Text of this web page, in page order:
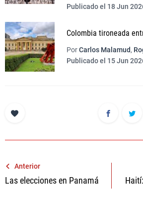
Publicado el 18 Jun
Colombia tironeada
PorCarlos Malamud,
Publicado el 15 Jun
Navegación
de
Anterior
Las elecciones en Panamá